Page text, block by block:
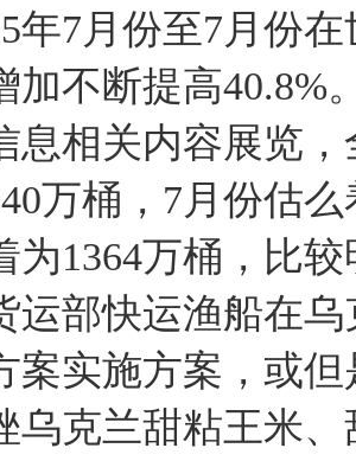
年7月份至7月份
加不断提高40.8%
息相关内容展览
万桶，7月份估
为1364万桶，比
运部快运渔船在
案实施方案，或
乌克兰甜粘王米